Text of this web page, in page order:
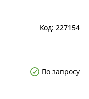
227154
По запросу